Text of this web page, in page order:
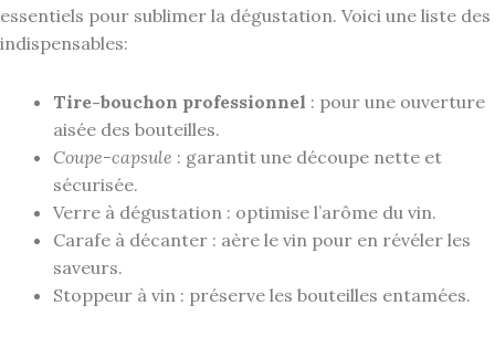
essentiels pour sublimer la dégustation. Voici une liste des
indispensables:
Tire-bouchon professionnel : pour une ouverture
aisée des bouteilles.
Coupe-capsule : garantit une découpe nette et
sécurisée.
Verre à dégustation : optimise l’arôme du vin.
Carafe à décanter : aère le vin pour en révéler les
saveurs.
Stoppeur à vin : préserve les bouteilles entamées.